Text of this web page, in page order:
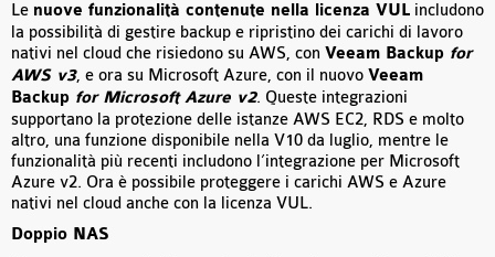
Le nuove funzionalità contenute nella licenza VUL includono
la possibilità di gestire backup e ripristino dei carichi di lavoro
nativi nel cloud che risiedono su AWS, con Veeam Backup for
AWS v3, e ora su Microsoft Azure, con il nuovo Veeam
Backup for Microsoft Azure v2. Queste integrazioni
supportano la protezione delle istanze AWS EC2, RDS e molto
altro, una funzione disponibile nella V10 da luglio, mentre le
funzionalità più recenti includono l’integrazione per Microsoft
Azure v2. Ora è possibile proteggere i carichi AWS e Azure
nativi nel cloud anche con la licenza VUL.
Doppio NAS